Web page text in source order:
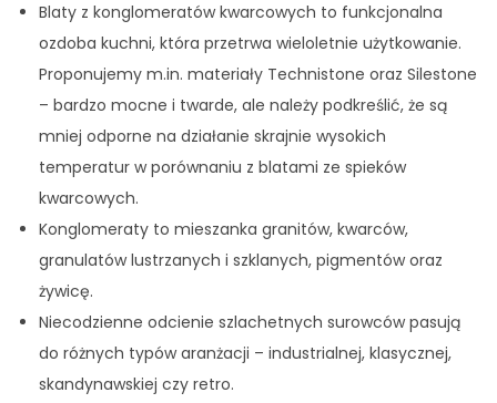
Blaty z konglomeratów kwarcowych to funkcjonalna
ozdoba kuchni, która przetrwa wieloletnie użytkowanie.
Proponujemy m.in. materiały Technistone oraz Silestone
– bardzo mocne i twarde, ale należy podkreślić, że są
mniej odporne na działanie skrajnie wysokich
temperatur w porównaniu z blatami ze spieków
kwarcowych.
Konglomeraty to mieszanka granitów, kwarców,
granulatów lustrzanych i szklanych, pigmentów oraz
żywicę.
Niecodzienne odcienie szlachetnych surowców pasują
do różnych typów aranżacji – industrialnej, klasycznej,
skandynawskiej czy retro.